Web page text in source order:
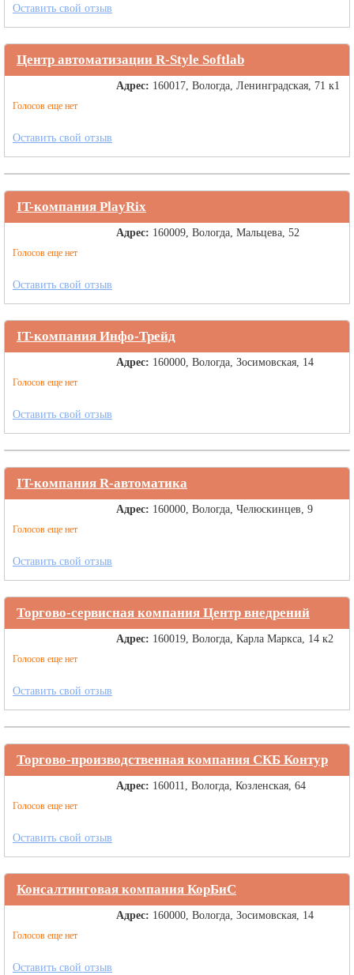
Оставить свой отзыв
Центр автоматизации R-Style Softlab
Голосов еще нет
Адрес: 160017, Вологда, Ленинградская, 71 к1
Оставить свой отзыв
IT-компания PlayRix
Голосов еще нет
Адрес: 160009, Вологда, Мальцева, 52
Оставить свой отзыв
IT-компания Инфо-Трейд
Голосов еще нет
Адрес: 160000, Вологда, Зосимовская, 14
Оставить свой отзыв
IT-компания R-автоматика
Голосов еще нет
Адрес: 160000, Вологда, Челюскинцев, 9
Оставить свой отзыв
Торгово-сервисная компания Центр внедрений
Голосов еще нет
Адрес: 160019, Вологда, Карла Маркса, 14 к2
Оставить свой отзыв
Торгово-производственная компания СКБ Контур
Голосов еще нет
Адрес: 160011, Вологда, Козленская, 64
Оставить свой отзыв
Консалтинговая компания КорБиС
Голосов еще нет
Адрес: 160000, Вологда, Зосимовская, 14
Оставить свой отзыв